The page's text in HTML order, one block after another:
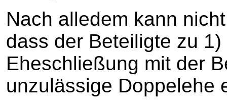
Nach alledem kann
dass der Beteiligte zu
Eheschließung mit der
unzulässige Doppelehe